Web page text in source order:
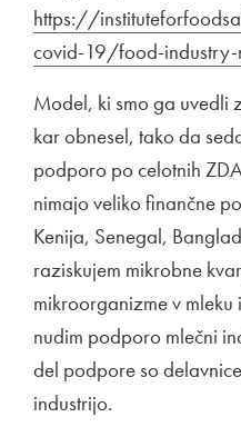
https://
covid-19/food-
Model, ki smo ga uvedli
kar obnesel, tako da
podporo po celotnih
nimajo veliko finančne
Kenija, Senegal,
raziskujem mikrobne
mikroorganizme v
nudim podporo mlečni
del podpore so
industrijo.